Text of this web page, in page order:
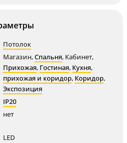
Потолок
Магазин,Спальня, Кабинет,
Прихожая, Гостиная, Кухня,
прихожая и коридор, Коридор,
Экспозиция
IP20
нет
LED